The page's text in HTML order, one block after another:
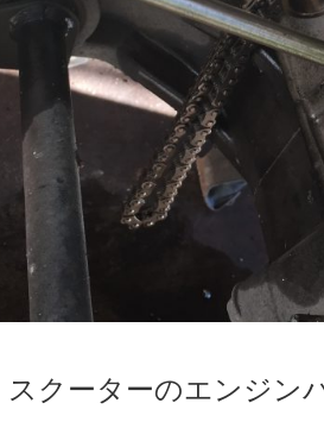
クーターのエンジン